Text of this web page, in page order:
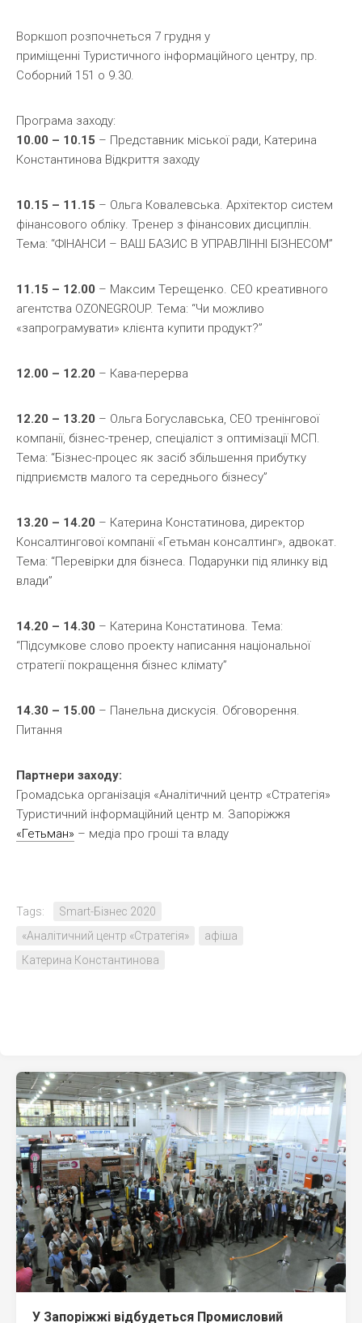
Воркшоп розпочнеться 7 грудня у
приміщенні Туристичного інформаційного центру, пр.
Соборний 151 о 9.30.
Програма заходу:
10.00 – 10.15 – Представник міської ради, Катерина
Константинова Відкриття заходу
10.15 – 11.15 – Ольга Ковалевська. Архітектор систем
фінансового обліку. Тренер з фінансових дисциплін.
Тема: “ФІНАНСИ – ВАШ БАЗИС В УПРАВЛІННІ БІЗНЕСОМ”
11.15 – 12.00 – Максим Терещенко. CEO креативного
агентства OZONEGROUP. Тема: “Чи можливо
«запрограмувати» клієнта купити продукт?”
12.00 – 12.20 – Кава-перерва
12.20 – 13.20 – Ольга Богуславська, СЕО тренінгової
компанії, бізнес-тренер, спеціаліст з оптимізації МСП.
Тема: “Бізнес-процес як засіб збільшення прибутку
підприємств малого та середнього бізнесу”
13.20 – 14.20 – Катерина Констатинова, директор
Консалтингової компанії «Гетьман консалтинг», адвокат.
Тема: “Перевірки для бізнеса. Подарунки під ялинку від
влади”
14.20 – 14.30 – Катерина Констатинова. Тема:
“Підсумкове слово проекту написання національної
стратегії покращення бізнес клімату”
14.30 – 15.00 – Панельна дискусія. Обговорення.
Питання
Партнери заходу:
Громадська організація «Аналітичний центр «Стратегія»
Туристичний інформаційний центр м. Запоріжжя
«Гетьман» – медіа про гроші та владу
Tags:
Smart-Бізнес 2020
«Аналітичний центр «Стратегія»
афіша
Катерина Константинова
У Запоріжжі відбудеться Промисловий